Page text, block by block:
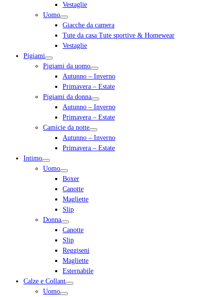
Vestaglie
Uomo
Giacche da camera
Tute da casa Tute sportive & Homewear
Vestaglie
Pigiami
Pigiami da uomo
Autunno – Inverno
Primavera – Estate
Pigiami da donna
Autunno – Inverno
Primavera – Estate
Camicie da notte
Autunno – Inverno
Primavera – Estate
Intimo
Uomo
Boxer
Canotte
Magliette
Slip
Donna
Canotte
Slip
Reggiseni
Magliette
Esternabile
Calze e Collant
Uomo